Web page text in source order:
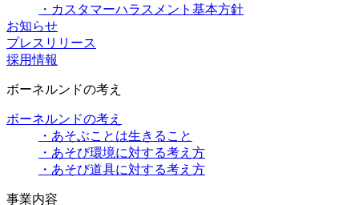
・カスタマーハラスメント基本方針
お知らせ
プレスリリース
採用情報
ボーネルンドの考え
ボーネルンドの考え
・あそぶことは生きること
・あそび環境に対する考え方
・あそび道具に対する考え方
事業内容